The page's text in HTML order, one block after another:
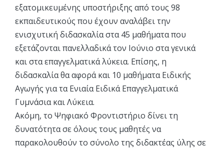
εξατομικευμένης υποστήριξης από τους 98
εκπαιδευτικούς που έχουν αναλάβει την
ενισχυτική διδασκαλία στα 45 μαθήματα που
εξετάζονται πανελλαδικά τον Ιούνιο στα γενικά
και στα επαγγελματικά λύκεια. Επίσης, η
διδασκαλία θα αφορά και 10 μαθήματα Ειδικής
Αγωγής για τα Ενιαία Ειδικά Επαγγελματικά
Γυμνάσια και Λύκεια.
Ακόμη, το Ψηφιακό Φροντιστήριο δίνει τη
δυνατότητα σε όλους τους μαθητές να
παρακολουθούν το σύνολο της διδακτέας ύλης σε